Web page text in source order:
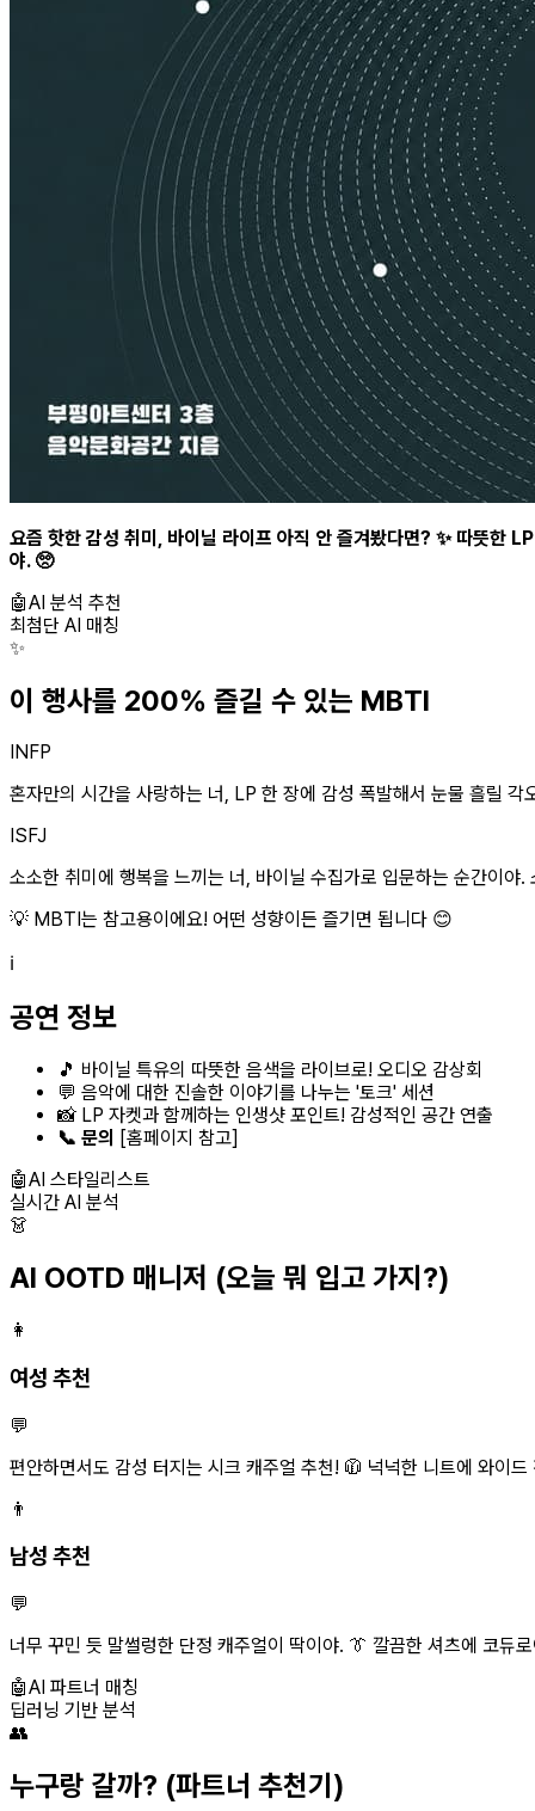
요즘 핫한 감성 취미, 바이닐 라이프 아직 안 즐겨봤다면? ✨ 따뜻한
야. 🥺
🤖AI 분석 추천
최첨단 AI 매칭
✨
이 행사를 200% 즐길 수 있는 MBTI
INFP
혼자만의 시간을 사랑하는 너, LP 한 장에 감성 폭발해서 눈물 흘릴 각
ISFJ
소소한 취미에 행복을 느끼는 너, 바이닐 수집가로 입문하는 순간이야.
💡 MBTI는 참고용이에요! 어떤 성향이든 즐기면 됩니다 😊
ℹ️
공연 정보
🎵 바이닐 특유의 따뜻한 음색을 라이브로! 오디오 감상회
💬 음악에 대한 진솔한 이야기를 나누는 '토크' 세션
📸 LP 자켓과 함께하는 인생샷 포인트! 감성적인 공간 연출
📞 문의 [홈페이지 참고]
🤖AI 스타일리스트
실시간 AI 분석
👗
AI OOTD 매니저 (오늘 뭐 입고 가지?)
👩
여성 추천
💬
편안하면서도 감성 터지는 시크 캐주얼 추천! 🧥 넉넉한 니트에 와이
👨
남성 추천
💬
너무 꾸민 듯 말썰렁한 단정 캐주얼이 딱이야. 👔 깔끔한 셔츠에 코듀
🤖AI 파트너 매칭
딥러닝 기반 분석
👥
누구랑 갈까? (파트너 추천기)